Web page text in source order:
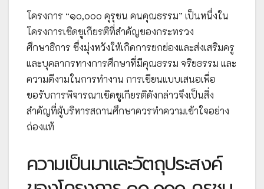
โครงการ “๑๐,๐๐๐ คุรุชน คนคุณธรรม” เป็นหนึ่งใน
โครงการเชิดชูเกียรติที่สำคัญของกระทรวง
ศึกษาธิการ ซึ่งมุ่งหวังให้เกิดการยกย่องและส่งเสริมครู
และบุคลากรทางการศึกษาที่มีคุณธรรม จริยธรรม และ
ความดีงามในการทำงาน การเขียนแบบเสนอเพื่อ
ขอรับการพิจารณาเชิดชูเกียรติดังกล่าวจึงเป็นสิ่ง
สำคัญที่ผู้บริหารสถานศึกษาควรทำความเข้าใจอย่าง
ถ่องแท้
ความเป็นมาและวัตถุประสงค์